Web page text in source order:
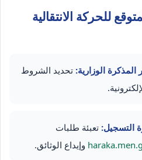
للحركة الانتقالية
الوزارية: تحديد الشروط
التسجيل: تعبئة طلبات
وإيداع الوثائق.